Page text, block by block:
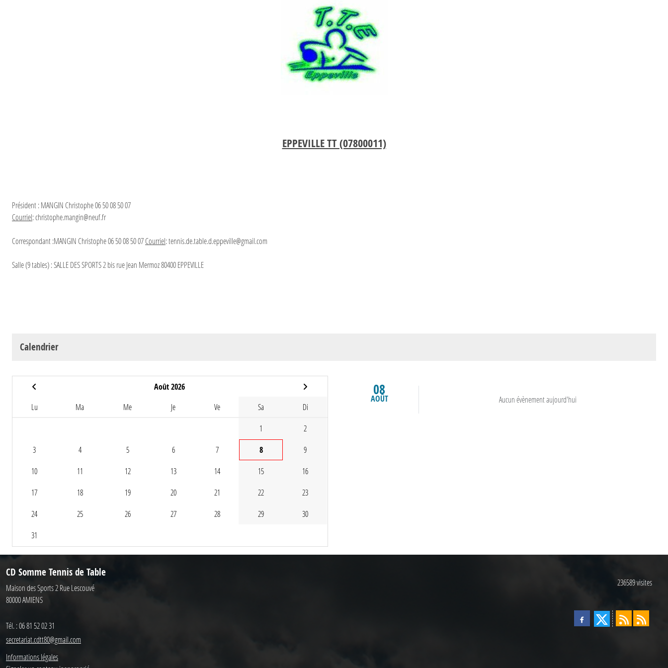
EPPEVILLE TT (07800011)
Président : MANGIN Christophe 06 50 08 50 07
Courriel: christophe.mangin@neuf.fr
Correspondant :MANGIN Christophe 06 50 08 50 07Courriel: tennis.de.table.d.eppeville@gmail.com
Salle (9tables) : SALLE DES SPORTS 2 bis rue Jean Mermoz 80400 EPPEVILLE
Calendrier
Août 2026
Lu Ma Me Je Ve Sa Di
1 2
3 4 5 6 7 8 9
10 11 12 13 14 15 16
17 18 19 20 21 22 23
24 25 26 27 28 29 30
31
08
AOÛT Aucun évènement aujourd'hui
CD Somme Tennis de Table
Maison des Sports 2 Rue Lescouvé
80000AMIENS
Tél. :06 81 52 02 31
secretariat.cdtt80@gmail.com
Informations légales
236589visites